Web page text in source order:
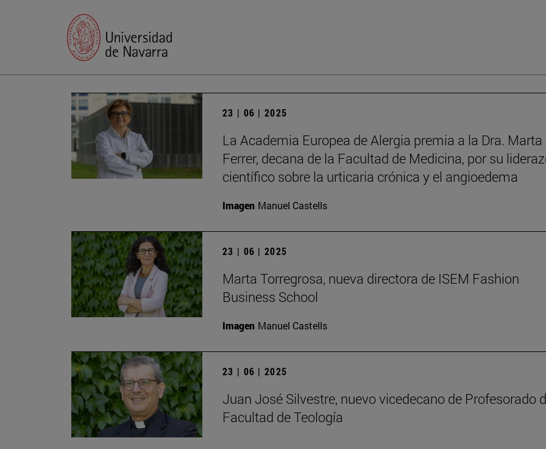
23 | 06 | 2025
La Academia Europea de Alergia premia a la Dra. Marta
Ferrer, decana de la Facultad de Medicina, por su
científico sobre la urticaria crónica y el angioedema
Imagen Manuel Castells
23 | 06 | 2025
Marta Torregrosa, nueva directora de ISEM Fashion
Business School
Imagen Manuel Castells
23 | 06 | 2025
Juan José Silvestre, nuevo vicedecano de Profesorado
Facultad de Teología